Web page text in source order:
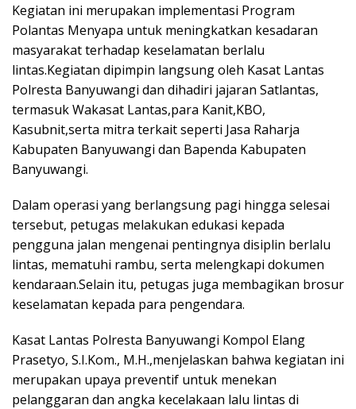
Kegiatan ini merupakan implementasi Program
Polantas Menyapa untuk meningkatkan kesadaran
masyarakat terhadap keselamatan berlalu
lintas.Kegiatan dipimpin langsung oleh Kasat Lantas
Polresta Banyuwangi dan dihadiri jajaran Satlantas,
termasuk Wakasat Lantas,para Kanit,KBO,
Kasubnit,serta mitra terkait seperti Jasa Raharja
Kabupaten Banyuwangi dan Bapenda Kabupaten
Banyuwangi.
Dalam operasi yang berlangsung pagi hingga selesai
tersebut, petugas melakukan edukasi kepada
pengguna jalan mengenai pentingnya disiplin berlalu
lintas, mematuhi rambu, serta melengkapi dokumen
kendaraan.Selain itu, petugas juga membagikan brosur
keselamatan kepada para pengendara.
Kasat Lantas Polresta Banyuwangi Kompol Elang
Prasetyo, S.I.Kom., M.H.,menjelaskan bahwa kegiatan ini
merupakan upaya preventif untuk menekan
pelanggaran dan angka kecelakaan lalu lintas di